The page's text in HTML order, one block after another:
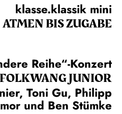
klasse.klassik mini
ATMEN BIS ZUGABE
Reihe“-Konzert
FOLKWANG JUNIOR
Toni Gu, Philipp
und Ben Stümke